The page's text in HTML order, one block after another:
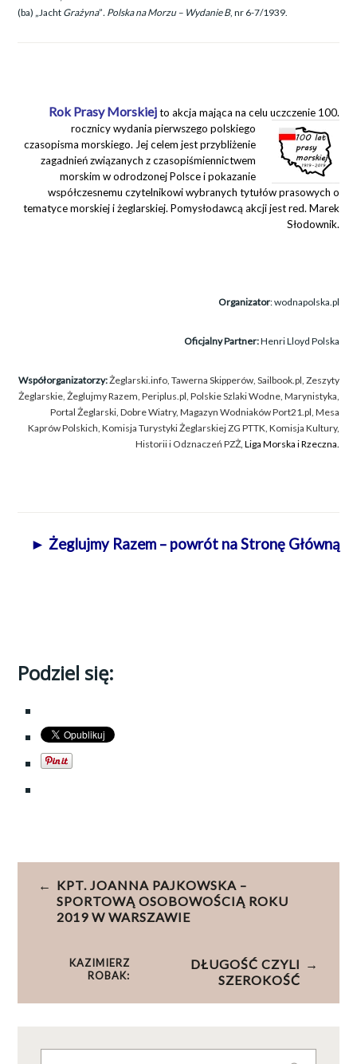
(ba) „Jacht Grażyna”. Polska na Morzu – Wydanie B, nr 6-7/1939.
Rok Prasy Morskiej to akcja mająca na celu uczczenie 100.
rocznicy wydania pierwszego polskiego
czasopisma morskiego. Jej celem jest przybliżenie
zagadnień związanych z czasopiśmiennictwem
morskim w odrodzonej Polsce i pokazanie
współczesnemu czytelnikowi wybranych tytułów prasowych o
tematyce morskiej i żeglarskiej. Pomysłodawcą akcji jest red. Marek
Słodownik.
Organizator: wodnapolska.pl
Oficjalny Partner:Henri Lloyd Polska
Współorganizatorzy:Żeglarski.info, Tawerna Skipperów, Sailbook.pl Zeszyty
Żeglarskie, Żeglujmy Razem Periplus.pl Polskie Szlaki Wodne, Marynistyka
Portal Żeglarski, Dobre Wiatry, Magazyn Wodniaków Port21.pl Mesa
Kaprów Polskich Komisja Turystyki Żeglarskiej ZG PTTK Komisja Kultury,
Historii i Odznaczeń PZŻ, Liga Morska i Rzeczna
► Żeglujmy Razem – powrót na Stronę Główną
Podziel się:
Nawigacja
wpisu
KPT. JOANNA PAJKOWSKA –
SPORTOWĄ OSOBOWOŚCIĄ ROKU
2019 W WARSZAWIE
KAZIMIERZ
ROBAK:
DŁUGOŚĆ CZYLI
SZEROKOŚĆ